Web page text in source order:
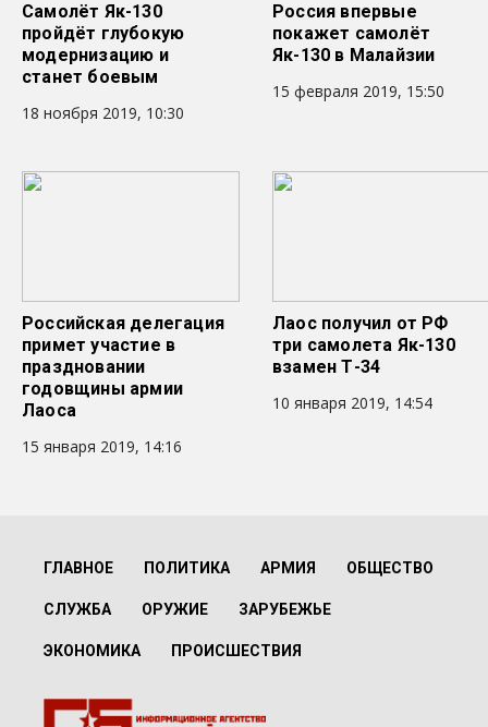
Самолёт Як-130
пройдёт глубокую
модернизацию и
станет боевым
18 ноября 2019, 10:30
Россия впервые
покажет самолёт
Як-130 в Малайзии
15 февраля 2019, 15:50
Российская делегация
примет участие в
праздновании
годовщины армии
Лаоса
15 января 2019, 14:16
Лаос получил от РФ
три самолета Як-130
взамен Т-34
10 января 2019, 14:54
ГЛАВНОЕ ПОЛИТИКА АРМИЯ ОБЩЕСТВО
СЛУЖБА ОРУЖИЕ ЗАРУБЕЖЬЕ
ЭКОНОМИКА ПРОИСШЕСТВИЯ